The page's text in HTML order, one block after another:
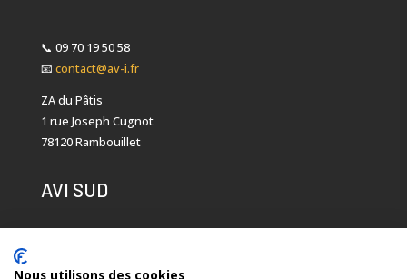
📞 09 70 19 50 58
📧 contact@av-i.fr
ZA du Pâtis
1 rue Joseph Cugnot
78120 Rambouillet
AVI SUD
📧contact@av-i.fr
Nous utilisons des cookies